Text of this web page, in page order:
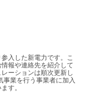
入した新電力です。こ
報や連絡先を紹介して
ーションは順次更新し
事業を行う事業者に加入
す。